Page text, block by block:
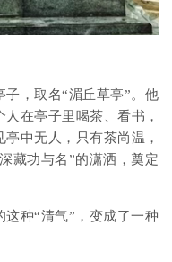
，取名“湄丘草亭”。他
在亭子里喝茶、看书，
中无人，只有茶尚温，
藏功与名”的潇洒，奠定
种“清气”，变成了一种